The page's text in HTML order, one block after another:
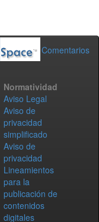
Comentarios
Normatividad
Aviso Legal
Aviso de
privacidad
simplificado
Aviso de
privacidad
Lineamientos
para la
publicación de
contenidos
digitales